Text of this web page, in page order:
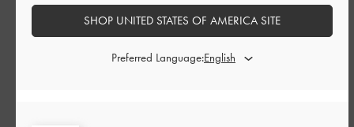
もっと見る
SHOP UNITED STATES OF AMERICA SITE
Preferred Language: